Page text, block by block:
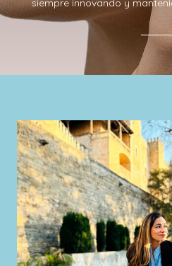
siempre innovando y